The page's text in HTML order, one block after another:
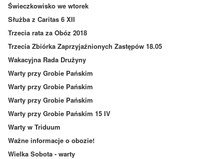
Świeczkowisko we wtorek
Służba z Caritas 6 XII
Trzecia rata za Obóz 2018
Trzecia Zbiórka Zaprzyjaźnionych Zastępów 18.05
Wakacyjna Rada Drużyny
Warty przy Grobie Pańskim
Warty przy Grobie Pańskim
Warty przy Grobie Pańskim
Warty przy Grobie Pańskim 15 IV
Warty w Triduum
Ważne informacje o obozie!
Wielka Sobota - warty